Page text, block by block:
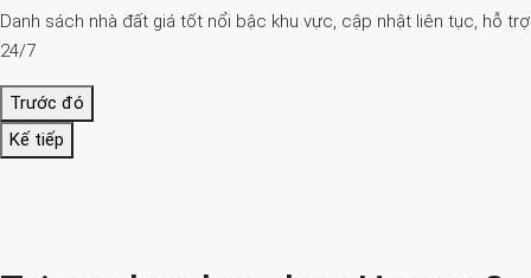
Danh sách nhà đất giá tốt nổi bậc khu vực, cập nhật liên tục, hỗ trợ
24/7
Trước đó
Kế tiếp